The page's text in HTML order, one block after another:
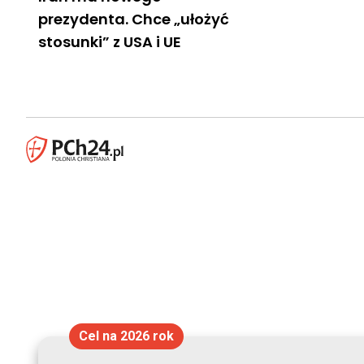
prezydenta. Chce „ułożyć
stosunki” z USA i UE
Cel na 2026 rok